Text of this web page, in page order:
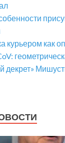
курьером как
декрет»